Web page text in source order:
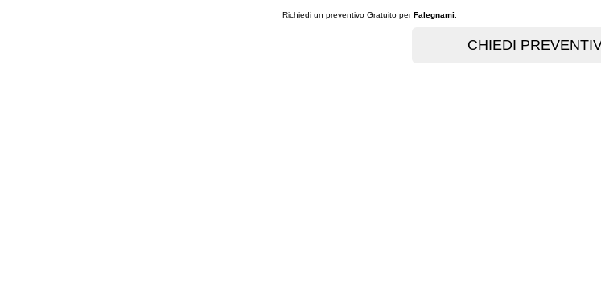
Richiedi un preventivo Gratuito perFalegnami